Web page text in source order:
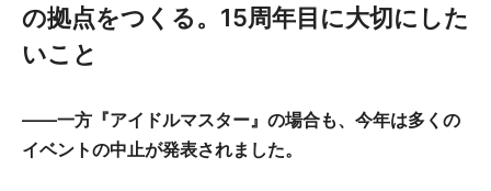
の拠点をつくる。15周年目に大切にした
いこと
――一方『アイドルマスター』の場合も、今年は多くの
イベントの中止が発表されました。